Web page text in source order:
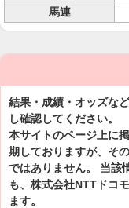
馬連
結果・成績・オッズな
し確認してください。
本サイトのページ上に
期しておりますが、そ
ではありません。 当該
も、株式会社NTTドコ
ます。